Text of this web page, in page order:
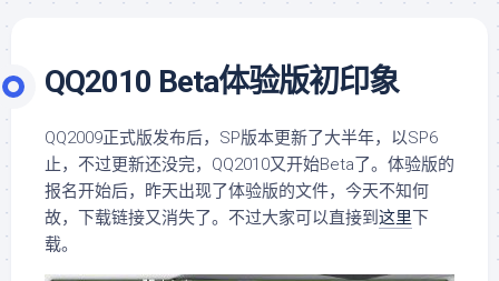
QQ2010 Beta体验版初印象
QQ2009正式版发布后，SP版本更新了大半年，以SP6
止，不过更新还没完，QQ2010又开始Beta了。体验版的
报名开始后，昨天出现了体验版的文件，今天不知何
故，下载链接又消失了。不过大家可以直接到 这里下
载。